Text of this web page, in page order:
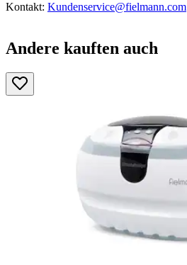
Kontakt: Kundenservice@fielmann.com
Andere kauften auch